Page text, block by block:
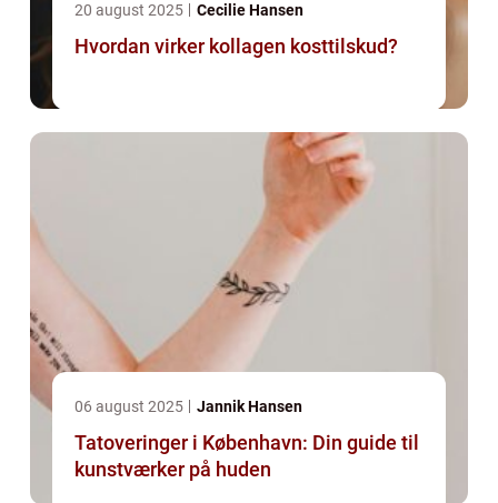
20 august 2025 Cecilie Hansen
Hvordan virker kollagen kosttilskud?
06 august 2025 Jannik Hansen
Tatoveringer i København: Din guide til
kunstværker på huden